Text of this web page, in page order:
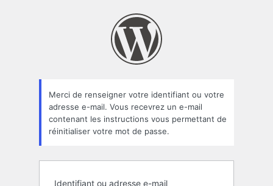
oublié
Merci de renseigner votre identifiant ou votre
adresse e-mail. Vous recevrez un e-mail
contenant les instructions vous permettant de
réinitialiser votre mot de passe.
Identifiant ou adresse e-mail